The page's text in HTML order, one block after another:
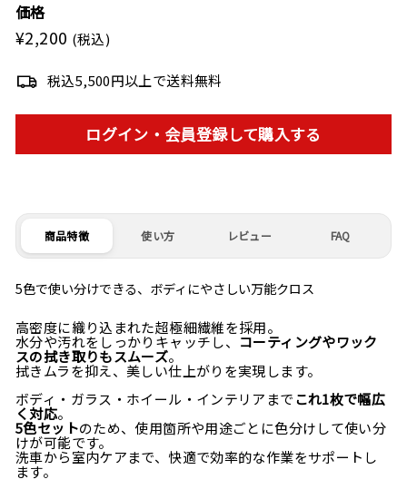
価格
Regular
price
¥2,200 ¥2,200
(税込)
税込5,500円以上で送料無料
ログイン・会員登録して購入する
商品特徴 使い方 レビュー FAQ
5色で使い分けできる、ボディにやさしい万能クロス
高密度に織り込まれた超極細繊維を採用。
水分や汚れをしっかりキャッチし、 コーティングやワック
スの拭き取りもスムーズ。
拭きムラを抑え、美しい仕上がりを実現します。
ボディ・ガラス・ホイール・インテリアまでこれ1枚で幅広
く対応。
5色セットのため、使用箇所や用途ごとに色分けして使い分
けが可能です。
洗車から室内ケアまで、快適で効率的な作業をサポートし
ます。